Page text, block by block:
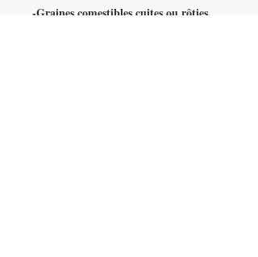
-Graines comestibles cuites ou rôties.